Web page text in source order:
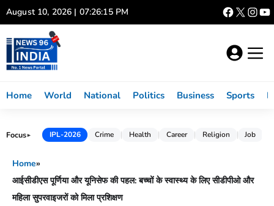
Skip
to
content
August 10, 2026 | 07:26:16 PM
Home World National Politics Business Sports
Focus► IPL-2026 Crime Health Career Religion Job
Home»
आईसीडीएस पूर्णिया और यूनिसेफ की पहल: बच्चों के स्वास्थ्य के लिए सीडीपीओ और
महिला सुपरवाइजरों को मिला प्रशिक्षण